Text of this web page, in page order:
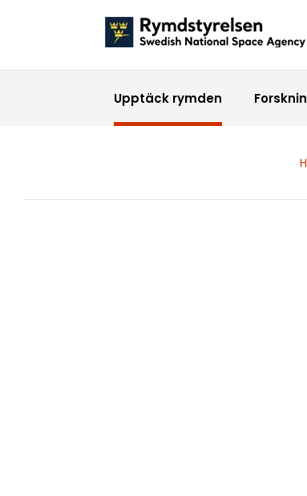
Upptäck rymden